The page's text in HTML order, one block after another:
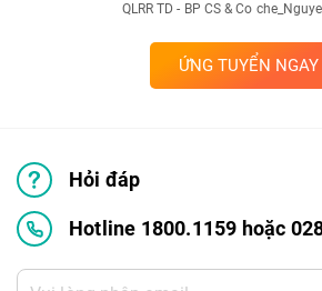
QLRR TD - BP CS & Co
ỨNG TUYỂN NGAY
Hỏi đáp
Hotline 1800.1159 hoặc